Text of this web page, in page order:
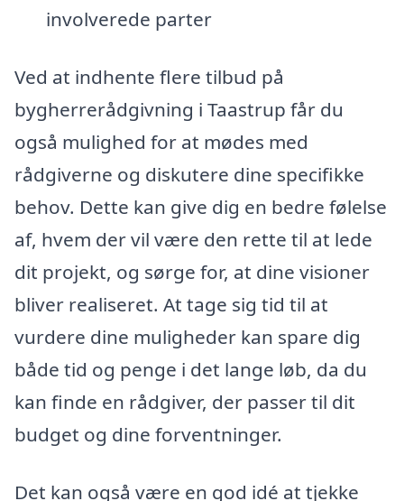
involverede parter
Ved at indhente flere tilbud på
bygherrerådgivning i Taastrup får du
også mulighed for at mødes med
rådgiverne og diskutere dine specifikke
behov. Dette kan give dig en bedre følelse
af, hvem der vil være den rette til at lede
dit projekt, og sørge for, at dine visioner
bliver realiseret. At tage sig tid til at
vurdere dine muligheder kan spare dig
både tid og penge i det lange løb, da du
kan finde en rådgiver, der passer til dit
budget og dine forventninger.
Det kan også være en god idé at tjekke